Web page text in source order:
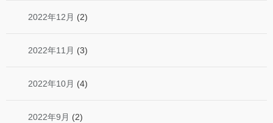
2022年12月 (2)
2022年11月 (3)
2022年10月 (4)
2022年9月 (2)